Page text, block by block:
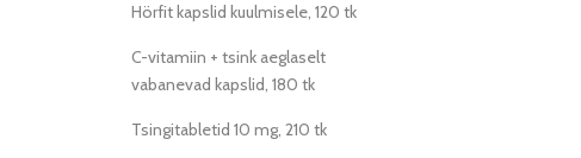
Hörfit kapslid kuulmisele, 120 tk
C-vitamiin + tsink aeglaselt
vabanevad kapslid, 180 tk
Tsingitabletid 10 mg, 210 tk